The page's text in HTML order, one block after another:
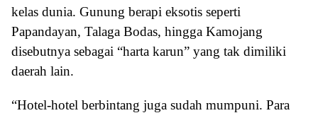
kelas dunia. Gunung berapi eksotis seperti
Papandayan, Talaga Bodas, hingga Kamojang
disebutnya sebagai “harta karun” yang tak dimiliki
daerah lain.
“Hotel-hotel berbintang juga sudah mumpuni. Para